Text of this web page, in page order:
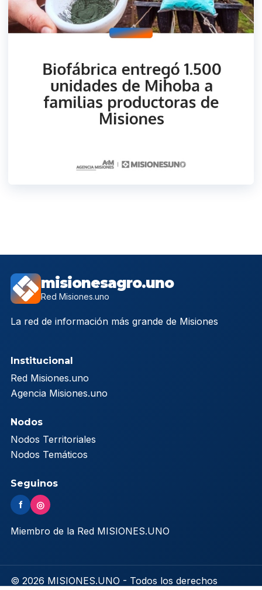
misionesagro.uno
Red Misiones.uno
La red de información más grande de Misiones
Institucional
Red Misiones.uno
Agencia Misiones.uno
Nodos
Nodos Territoriales
Nodos Temáticos
Seguinos
f ◎
Miembro de la Red MISIONES.UNO
© 2026 MISIONES.UNO - Todos los derechos